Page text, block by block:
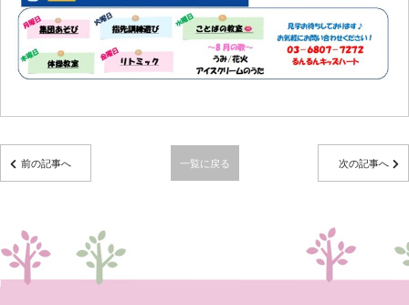
前の記事へ 一覧に戻る 次の記事へ